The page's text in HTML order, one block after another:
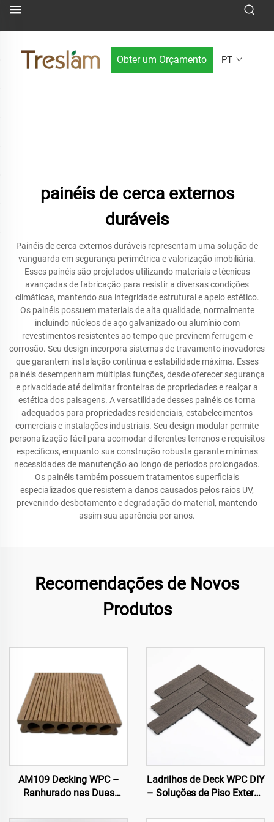
Obter um Orçamento PT
painéis de cerca externos
duráveis
Painéis de cerca externos duráveis representam uma solução de
vanguarda em segurança perimétrica e valorização imobiliária.
Esses painéis são projetados utilizando materiais e técnicas
avançadas de fabricação para resistir a diversas condições
climáticas, mantendo sua integridade estrutural e apelo estético.
Os painéis possuem materiais de alta qualidade, normalmente
incluindo núcleos de aço galvanizado ou alumínio com
revestimentos resistentes ao tempo que previnem ferrugem e
corrosão. Seu design incorpora sistemas de travamento inovadores
que garantem instalação contínua e estabilidade máxima. Esses
painéis desempenham múltiplas funções, desde oferecer segurança
e privacidade até delimitar fronteiras de propriedades e realçar a
estética dos paisagens. A versatilidade desses painéis os torna
adequados para propriedades residenciais, estabelecimentos
comerciais e instalações industriais. Seu design modular permite
personalização fácil para acomodar diferentes terrenos e requisitos
específicos, enquanto sua construção robusta garante mínimas
necessidades de manutenção ao longo de períodos prolongados.
Os painéis também possuem tratamentos superficiais
especializados que resistem a danos causados pelos raios UV,
prevenindo desbotamento e degradação do material, mantendo
assim sua aparência por anos.
Recomendações de Novos
Produtos
AM109 Decking WPC –
Ranhurado nas Duas
Ladrilhos de Deck WPC DIY
– Soluções de Piso Externo